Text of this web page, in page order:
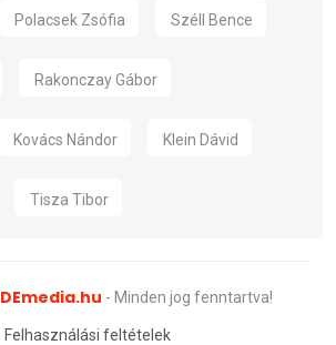
Polacsek Zsófia Széll Bence
Rakonczay Gábor
Kovács Nándor Klein Dávid
Tisza Tibor
DEmedia.hu - Minden jog fenntartva!
Felhasználási feltételek